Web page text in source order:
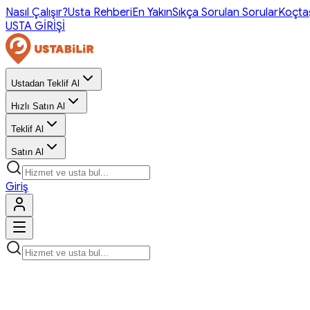
Nasıl Çalışır?Usta RehberiEn YakınSıkça Sorulan Sorular
USTA GİRİŞİ
Ustadan Teklif Al
Hızlı Satın Al
Teklif Al
Satın Al
Giriş